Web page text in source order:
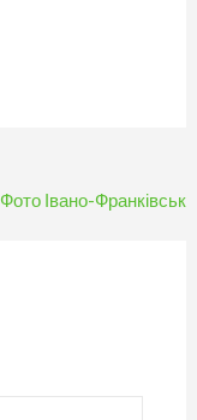
Фото Івано-Франківськ